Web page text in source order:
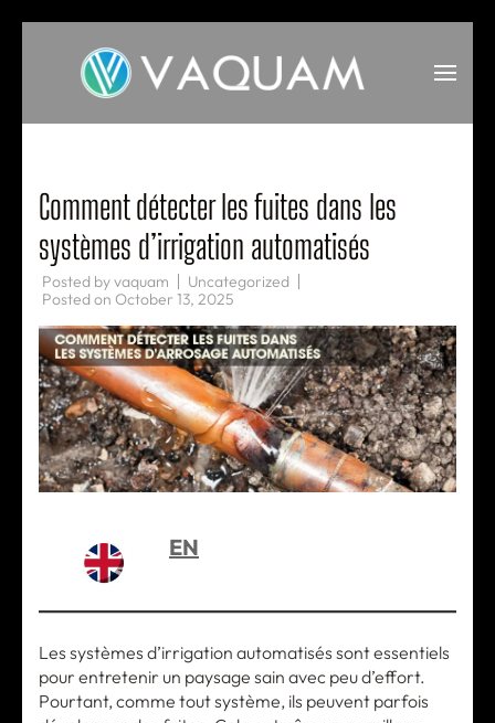
content
Enter)
VAQUAM
Irrigation
Comment détecter les fuites dans les
systèmes d’irrigation automatisés
Posted byvaquam
Uncategorized
Posted on October 13, 2025
EN
Les systèmes d’irrigation automatisés sont essentiels
pour entretenir un paysage sain avec peu d’effort.
Pourtant, comme tout système, ils peuvent parfois